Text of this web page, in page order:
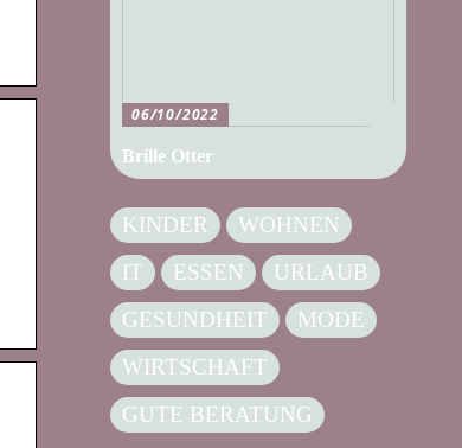
06/10/2022
Brille Otter
KINDER
WOHNEN
IT
ESSEN
URLAUB
GESUNDHEIT
MODE
WIRTSCHAFT
GUTE BERATUNG